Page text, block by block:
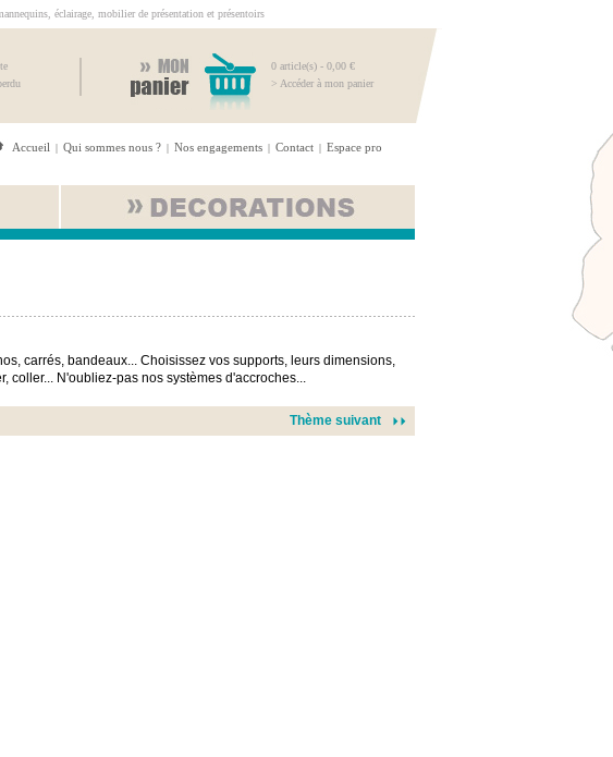
éclairage, mobilier de présentation et présentoirs
0 article(s) - 0,00 €
> Accéder à mon panier
Accueil | Qui sommes nous ? | Nos engagements | Contact | Espace pro
carrés, bandeaux... Choisissez vos supports, leurs dimensions,
coller... N'oubliez-pas nos systèmes d'accroches...
Thème suivant